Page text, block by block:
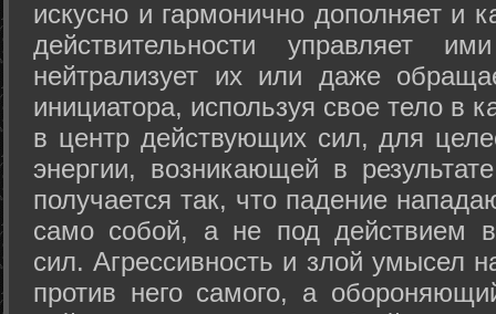
искусно и гармонично дополняет и
действительности управляет
нейтрализует их или даже
инициатора, используя свое тело в
в центр действующих сил, для
энергии, возникающей в
получается так, что падение
само собой, а не под действием
сил. Агрессивность и злой умысел
против него самого, а